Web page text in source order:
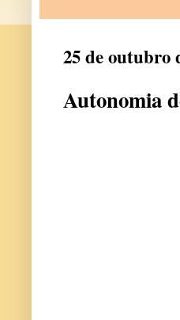
25 de outubro
Autonomia